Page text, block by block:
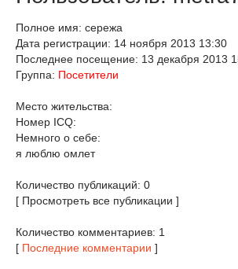
Полное имя: сережа
Дата регистрации: 14 ноября 2013 13:30
Последнее посещение: 13 декабря 2013
Группа: Посетители
Место жительства:
Номер ICQ:
Немного о себе:
я люблю омлет
Количество публикаций: 0
[ Просмотреть все публикации ]
Количество комментариев: 1
[ Последние комментарии ]